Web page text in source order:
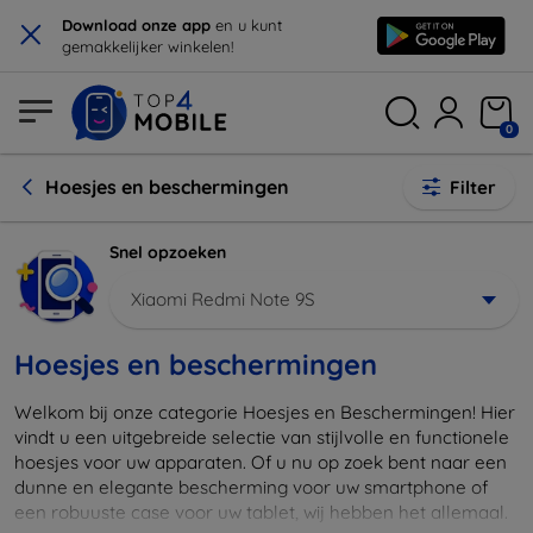
× Download onze app en u kunt
gemakkelijker winkelen!
0
Hoesjes en beschermingen Filter
Snel opzoeken
Xiaomi Redmi Note 9S
Hoesjes en beschermingen
Welkom bij onze categorie Hoesjes en Beschermingen! Hier
vindt u een uitgebreide selectie van stijlvolle en functionele
hoesjes voor uw apparaten. Of u nu op zoek bent naar een
dunne en elegante bescherming voor uw smartphone of
een robuuste case voor uw tablet, wij hebben het allemaal.